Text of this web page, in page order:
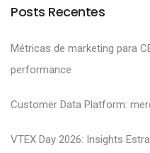
Posts Recentes
Métricas de marketing para
performance
Customer Data Platform:
VTEX Day 2026: Insights